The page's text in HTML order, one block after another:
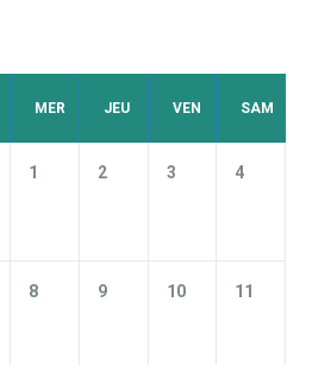
MER JEU VEN SAM
1 2 3 4
8 9 10 11